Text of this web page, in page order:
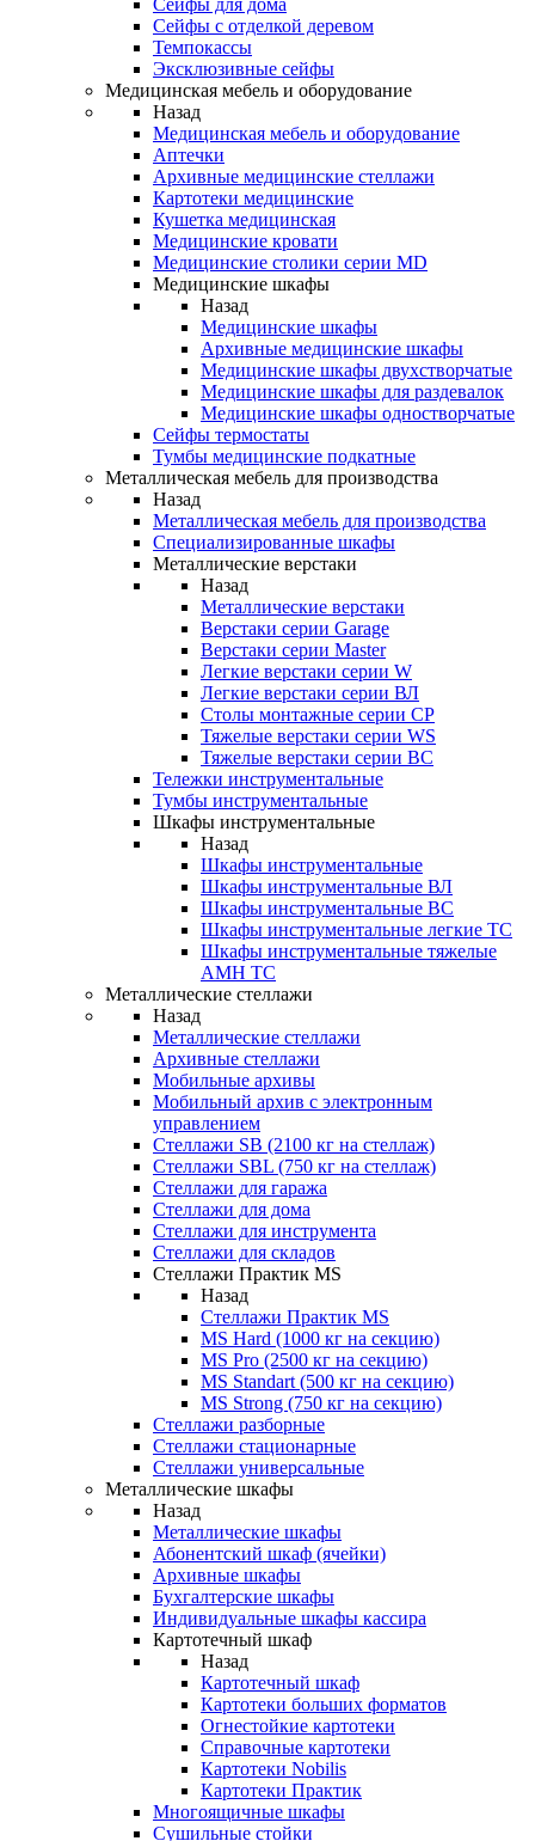
Сейфы для дома
Сейфы с отделкой деревом
Темпокассы
Эксклюзивные сейфы
Медицинская мебель и оборудование
Назад
Медицинская мебель и оборудование
Аптечки
Архивные медицинские стеллажи
Картотеки медицинские
Кушетка медицинская
Медицинские кровати
Медицинские столики серии MD
Медицинские шкафы
Назад
Медицинские шкафы
Архивные медицинские шкафы
Медицинские шкафы двухстворчатые
Медицинские шкафы для раздевалок
Медицинские шкафы одностворчатые
Сейфы термостаты
Тумбы медицинские подкатные
Металлическая мебель для производства
Назад
Металлическая мебель для производства
Cпециализированные шкафы
Металлические верстаки
Назад
Металлические верстаки
Верстаки серии Garage
Верстаки серии Master
Легкие верстаки серии W
Легкие верстаки серии ВЛ
Столы монтажные серии СР
Тяжелые верстаки серии WS
Тяжелые верстаки серии ВС
Тележки инструментальные
Тумбы инструментальные
Шкафы инструментальные
Назад
Шкафы инструментальные
Шкафы инструментальные ВЛ
Шкафы инструментальные ВС
Шкафы инструментальные легкие ТС
Шкафы инструментальные тяжелые
AMH TC
Металлические стеллажи
Назад
Металлические стеллажи
Архивные стеллажи
Мобильные архивы
Мобильный архив с электронным
управлением
Стеллажи SB (2100 кг на стеллаж)
Стеллажи SBL (750 кг на стеллаж)
Стеллажи для гаража
Стеллажи для дома
Стеллажи для инструмента
Стеллажи для складов
Стеллажи Практик MS
Назад
Стеллажи Практик MS
MS Hard (1000 кг на секцию)
MS Pro (2500 кг на секцию)
MS Standart (500 кг на секцию)
MS Strong (750 кг на секцию)
Стеллажи разборные
Стеллажи стационарные
Стеллажи универсальные
Металлические шкафы
Назад
Металлические шкафы
Абонентский шкаф (ячейки)
Архивные шкафы
Бухгалтерские шкафы
Индивидуальные шкафы кассира
Картотечный шкаф
Назад
Картотечный шкаф
Картотеки больших форматов
Огнестойкие картотеки
Справочные картотеки
Картотеки Nobilis
Картотеки Практик
Многоящичные шкафы
Сушильные стойки